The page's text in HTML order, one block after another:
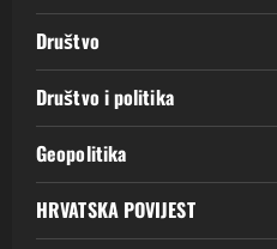
Društvo
Društvo i politika
Geopolitika
HRVATSKA POVIJEST